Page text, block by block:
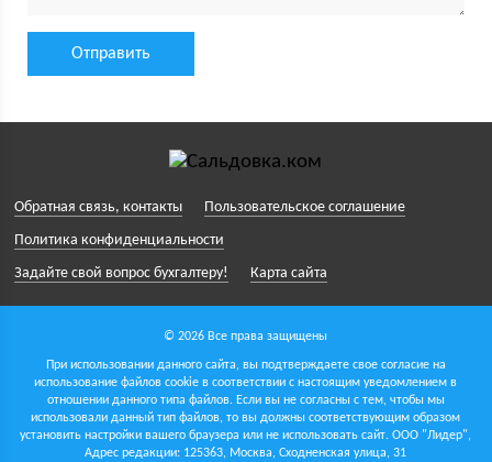
Обратная связь, контакты
Пользовательское соглашение
Политика конфиденциальности
Задайте свой вопрос бухгалтеру!
Карта сайта
© 2026 Все права защищены
При использовании данного сайта, вы подтверждаете свое согласие на
использование файлов cookie в соответствии с настоящим уведомлением в
отношении данного типа файлов. Если вы не согласны с тем, чтобы мы
использовали данный тип файлов, то вы должны соответствующим образом
установить настройки вашего браузера или не использовать сайт.ООО "Лидер",
Адрес редакции: 125363, Москва, Сходненская улица, 31